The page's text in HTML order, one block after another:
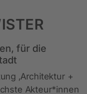
für die
‚Architektur +
Akteur*innen